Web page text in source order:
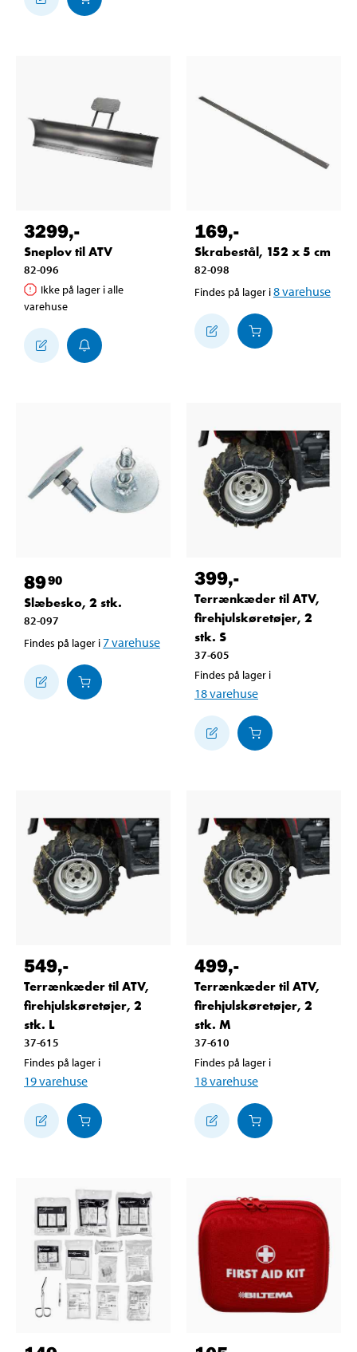
3299,-
Sneplov til ATV
82-096
Ikke på lager i alle
varehuse
169,-
Skrabestål, 152 x 5 cm
82-098
Findes på lager i8varehuse
8990
Slæbesko, 2 stk.
82-097
Findes på lager i7varehuse
399,-
Terrænkæder til ATV,
firehjulskøretøjer, 2
stk. S
37-605
Findes på lager i
18varehuse
549,-
Terrænkæder til ATV,
firehjulskøretøjer, 2
stk. L
37-615
Findes på lager i
19varehuse
499,-
Terrænkæder til ATV,
firehjulskøretøjer, 2
stk. M
37-610
Findes på lager i
18varehuse